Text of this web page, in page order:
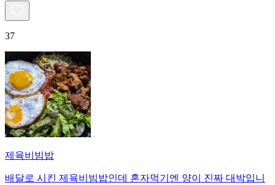
37
제육비빔밥
배달로 시킨 제육비빔밥인데 혼자먹기엔 양이 진짜 대박입니